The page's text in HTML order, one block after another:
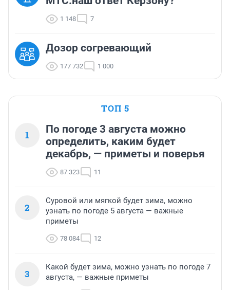
1 148 7
Дозор согревающий
177 732 1 000
ТОП 5
1
По погоде 3 августа можно
определить, каким будет
декабрь, — приметы и поверья
87 323 11
2
Суровой или мягкой будет зима, можно
узнать по погоде 5 августа — важные
приметы
78 084 12
3
Какой будет зима, можно узнать по погоде 7
августа, — важные приметы